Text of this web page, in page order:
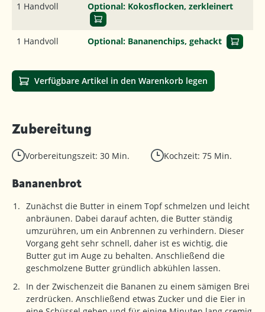
1 Handvoll
Optional: Kokosflocken, zerkleinert
1 Handvoll Optional: Bananenchips, gehackt
Verfügbare Artikel in den Warenkorb legen
Zubereitung
Vorbereitungszeit: 30 Min. Kochzeit: 75 Min.
Bananenbrot
Zunächst die Butter in einem Topf schmelzen und leicht
anbräunen. Dabei darauf achten, die Butter ständig
umzurühren, um ein Anbrennen zu verhindern. Dieser
Vorgang geht sehr schnell, daher ist es wichtig, die
Butter gut im Auge zu behalten. Anschließend die
geschmolzene Butter gründlich abkühlen lassen.
In der Zwischenzeit die Bananen zu einem sämigen Brei
zerdrücken. Anschließend etwas Zucker und die Eier in